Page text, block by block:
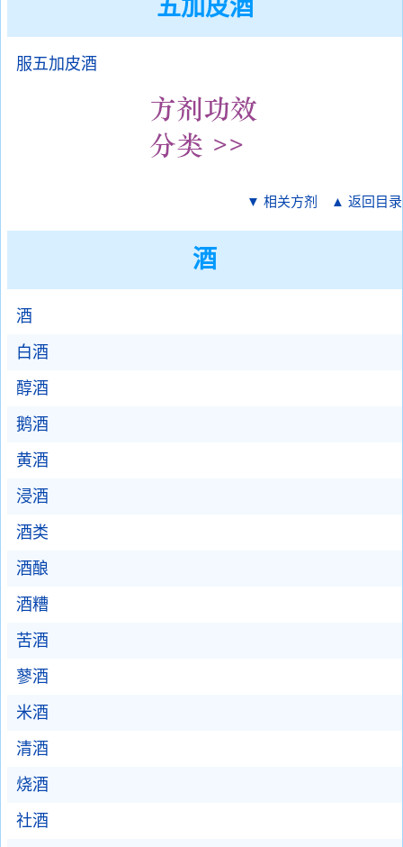
五加皮酒
服五加皮酒
▼ 相关方剂 ▲ 返回目录
酒
酒
白酒
醇酒
鹅酒
黄酒
浸酒
酒类
酒酿
酒糟
苦酒
蓼酒
米酒
清酒
烧酒
社酒